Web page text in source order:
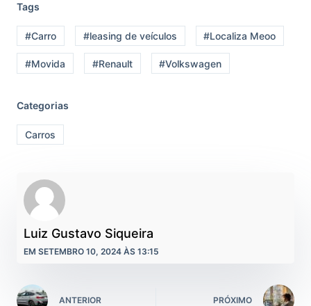
Tags
#Carro #leasing de veículos #Localiza Meoo
#Movida #Renault #Volkswagen
Categorias
Carros
Luiz Gustavo Siqueira
EM SETEMBRO 10, 2024 ÀS 13:15
ANTERIOR PRÓXIMO